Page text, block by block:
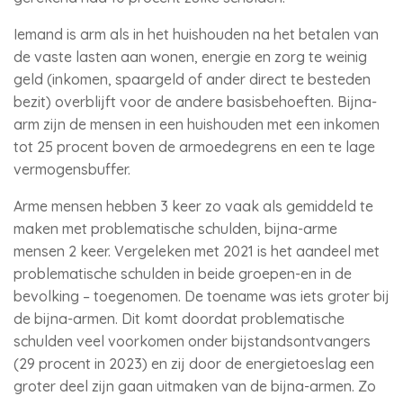
Iemand is arm als in het huishouden na het betalen van
de vaste lasten aan wonen, energie en zorg te weinig
geld (inkomen, spaargeld of ander direct te besteden
bezit) overblijft voor de andere basisbehoeften. Bijna-
arm zijn de mensen in een huishouden met een inkomen
tot 25 procent boven de armoedegrens en een te lage
vermogensbuffer.
Arme mensen hebben 3 keer zo vaak als gemiddeld te
maken met problematische schulden, bijna-arme
mensen 2 keer. Vergeleken met 2021 is het aandeel met
problematische schulden in beide groepen-en in de
bevolking – toegenomen. De toename was iets groter bij
de bijna-armen. Dit komt doordat problematische
schulden veel voorkomen onder bijstandsontvangers
(29 procent in 2023) en zij door de energietoeslag een
groter deel zijn gaan uitmaken van de bijna-armen. Zo